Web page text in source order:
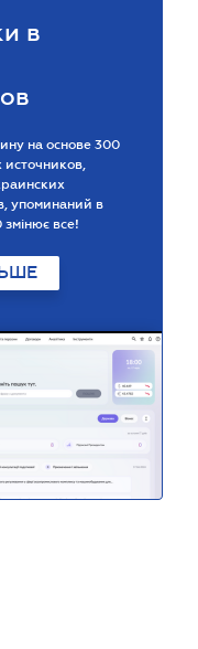
в
на основе 300
источников,
упоминаний в
все!